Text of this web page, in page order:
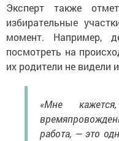
Эксперт также
избирательные
момент. Например,
посмотреть на
их родители не видели
«Мне
работа, — это